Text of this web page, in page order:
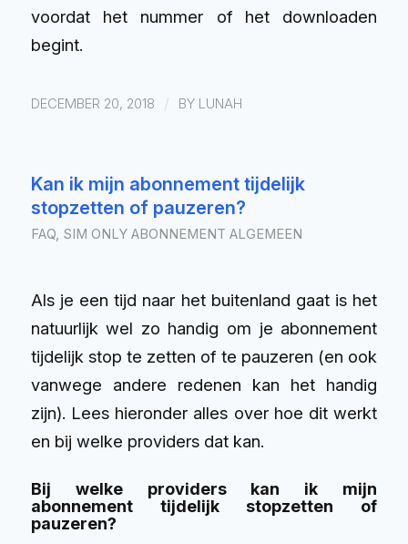
voordat het nummer of het downloaden
begint.
DECEMBER 20, 2018 / BY LUNAH
Kan ik mijn abonnement tijdelijk
stopzetten of pauzeren?
FAQ, SIM ONLY ABONNEMENT ALGEMEEN
Als je een tijd naar het buitenland gaat is het
natuurlijk wel zo handig om je abonnement
tijdelijk stop te zetten of te pauzeren (en ook
vanwege andere redenen kan het handig
zijn). Lees hieronder alles over hoe dit werkt
en bij welke providers dat kan.
Bij welke providers kan ik mijn
abonnement tijdelijk stopzetten of
pauzeren?